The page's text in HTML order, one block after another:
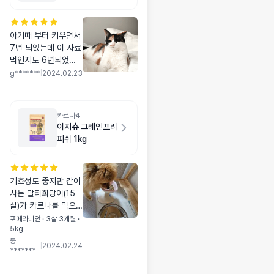
아기때 부터 키우면서
7년 되었는데 이 사료
먹인지도 6년되었습
니다 6년동안 아픈데
다시 입고 부탁드립미
다ㅜㅜ
g******* 2024.02.23
카르나4
이지츄 그레인프리
피쉬 1kg
기호성도 좋지만 같이
사는 말티희망이(15
살)가 카르나를 먹으
면서 피부병도 좋아지
고 변을 2,3일에 한번
보던걸 하루2번씩,변
포메라니안 · 3살 3개월 ·
5kg
둥
*******
2024.02.24